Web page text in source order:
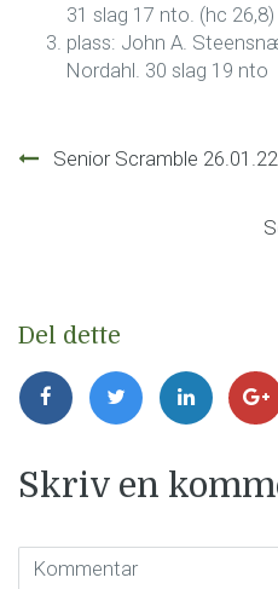
31 slag 17 nto. (hc 26,8)
plass: John A.
Nordahl. 30 slag 19 nto
Senior Scramble 26.01.22
Del dette
Skriv en
Kommentar